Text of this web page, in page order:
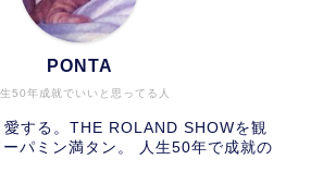
生50年成就でいいと思ってる人
PONTA
愛する。THE ROLAND SHOWを観
パミン満タン。 人生50年で成就の